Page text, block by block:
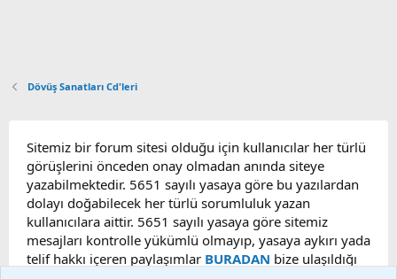
Dövüş Sanatları Cd'leri
Sitemiz bir forum sitesi olduğu için kullanıcılar her türlü
görüşlerini önceden onay olmadan anında siteye
yazabilmektedir. 5651 sayılı yasaya göre bu yazılardan
dolayı doğabilecek her türlü sorumluluk yazan
kullanıcılara aittir. 5651 sayılı yasaya göre sitemiz
mesajları kontrolle yükümlü olmayıp, yasaya aykırı yada
telif hakkı içeren paylaşımlar BURADAN bize ulaşıldığı